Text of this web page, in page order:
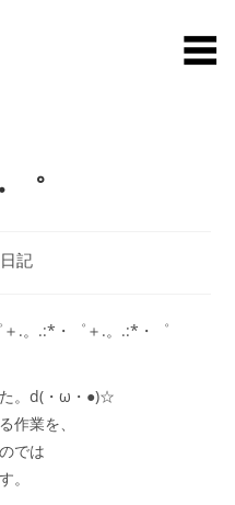
゜
記
.。.:*・゜＋.。.:*・゜
。d(・ω・●)☆
作業を、
では
。